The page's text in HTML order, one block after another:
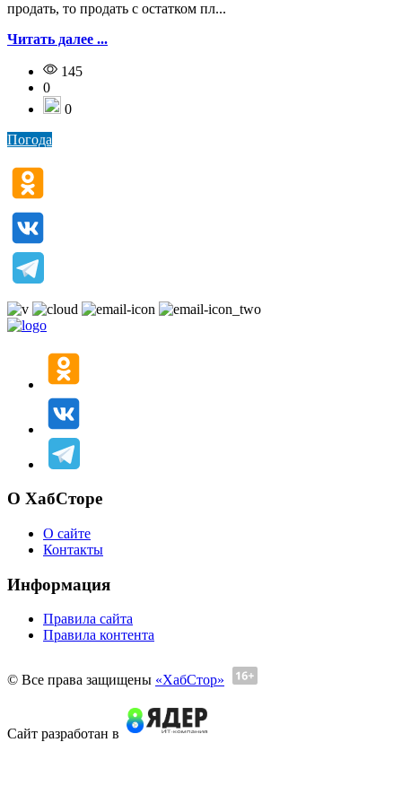
продать, то продать с остатком пл...
Читать далее ...
145
0
0
Погода
О ХабСторе
О сайте
Контакты
Информация
Правила сайта
Правила контента
© Все права защищены «ХабСтор»
Сайт разработан в